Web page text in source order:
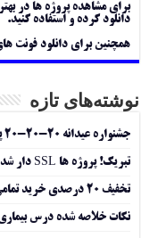
برای مشاهده پروژه ها در
دانلود کرده و استفاده کنید.
همچنین برای دانلود فونت
نوشته‌های تازه
جشنواره عیدانه ۲۰-۲۰-۲۰ پروژه ها
تبریک! پروژه ها SSL دار شد…
تخفیف ۲۰ درصدی خرید تمامی پروژه ها
نکات خلاصه شده درس